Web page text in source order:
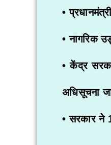
•
• नागरिक
• केंद्र
अधिसूचना
• सरकार ने